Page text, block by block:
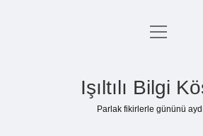
Anasayfa
Yasal Uyarı
menüyü
Işıltılı Bilgi
Parlak fikirlerle gününü